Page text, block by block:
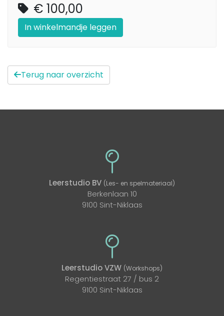
€ 100,00
In winkelmandje leggen
Terug naar overzicht
Leerstudio BV (Les- en spelmateriaal)
Berkenlaan 10
9100 Sint-Niklaas
Leerstudio VZW (Workshops)
Regentiestraat 27 / bus 2
9100 Sint-Niklaas